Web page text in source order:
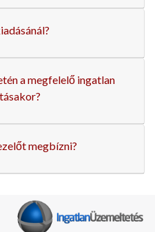
a megfelelő ingatlan
megbízni?